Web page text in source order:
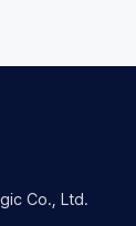
Co., Ltd.